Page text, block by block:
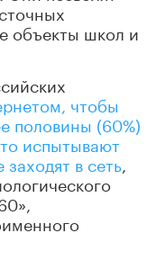
объекты школ и
чтобы
половины (60%)
испытывают
в сеть